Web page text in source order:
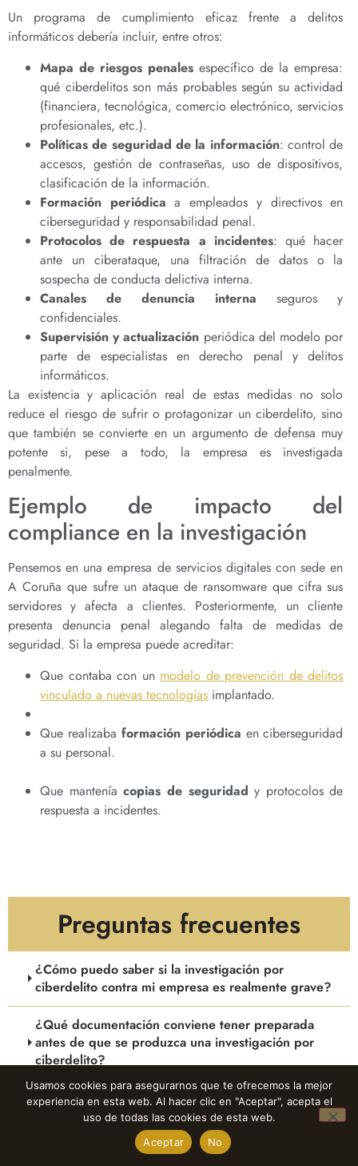
Un programa de cumplimiento eficaz frente a delitos
informáticos debería incluir, entre otros:
Mapa de riesgos penales específico de la empresa:
qué ciberdelitos son más probables según su actividad
(financiera, tecnológica, comercio electrónico, servicios
profesionales, etc.).
Políticas de seguridad de la información: control de
accesos, gestión de contraseñas, uso de dispositivos,
clasificación de la información.
Formación periódica a empleados y directivos en
ciberseguridad y responsabilidad penal.
Protocolos de respuesta a incidentes: qué hacer
ante un ciberataque, una filtración de datos o la
sospecha de conducta delictiva interna.
Canales de denuncia interna seguros y
confidenciales.
Supervisión y actualización periódica del modelo por
parte de especialistas en derecho penal y delitos
informáticos.
La existencia y aplicación real de estas medidas no solo
reduce el riesgo de sufrir o protagonizar un ciberdelito, sino
que también se convierte en un argumento de defensa muy
potente si, pese a todo, la empresa es investigada
penalmente.
Ejemplo de impacto del
compliance en la investigación
Pensemos en una empresa de servicios digitales con sede en
A Coruña que sufre un ataque de ransomware que cifra sus
servidores y afecta a clientes. Posteriormente, un cliente
presenta denuncia penal alegando falta de medidas de
seguridad. Si la empresa puede acreditar:
Que contaba con un modelo de prevención de delitos
vinculado a nuevas tecnologías implantado.
Que realizaba formación periódica en ciberseguridad
a su personal.
Que manteníacopias de seguridad y protocolos de
respuesta a incidentes.
Preguntas frecuentes
¿Cómo puedo saber si la investigación por
ciberdelito contra mi empresa es realmente grave?
¿Qué documentación conviene tener preparada
antes de que se produzca una investigación por
ciberdelito?
¿Qué consecuencias penales específicas puede
tener para los administradores una investigación
por ciberdelito a la empresa?
Solicitar presupuesto
Usamos cookies para asegurarnos que te ofrecemos la mejor
experiencia en esta web. Al hacer clic en "Aceptar", acepta el
uso de todas las cookies de esta web.
Aceptar
No
1